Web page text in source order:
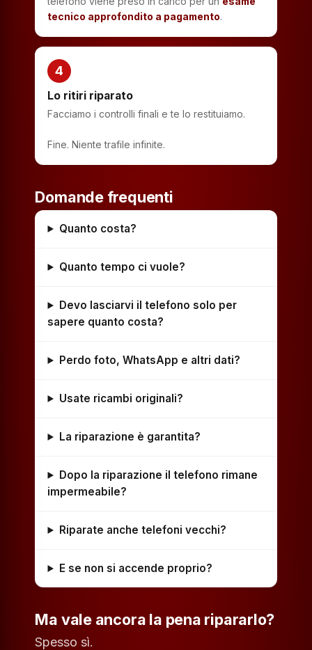
tecnico approfondito a pagamento.
4
Lo ritiri riparato
Facciamo i controlli finali e te lo restituiamo.
Fine. Niente trafile infinite.
Domande frequenti
Quanto costa?
Quanto tempo ci vuole?
Devo lasciarvi il telefono solo per
sapere quanto costa?
Perdo foto, WhatsApp e altri dati?
Usate ricambi originali?
La riparazione è garantita?
Dopo la riparazione il telefono rimane
impermeabile?
Riparate anche telefoni vecchi?
E se non si accende proprio?
Ma vale ancora la pena ripararlo?
Spesso sì.